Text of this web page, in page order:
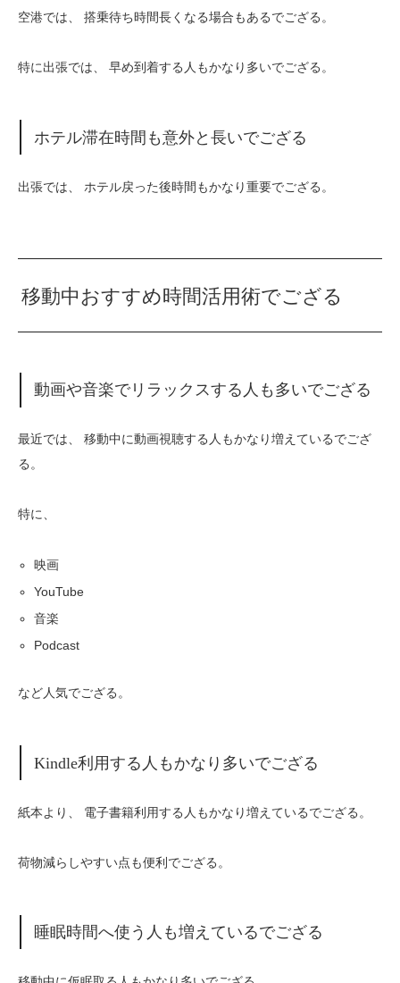
空港では、 搭乗待ち時間長くなる場合もあるでござる。
特に出張では、 早め到着する人もかなり多いでござる。
ホテル滞在時間も意外と長いでござる
出張では、 ホテル戻った後時間もかなり重要でござる。
移動中おすすめ時間活用術でござる
動画や音楽でリラックスする人も多いでござる
最近では、 移動中に動画視聴する人もかなり増えているでござ
る。
特に、
映画
YouTube
音楽
Podcast
など人気でござる。
Kindle利用する人もかなり多いでござる
紙本より、 電子書籍利用する人もかなり増えているでござる。
荷物減らしやすい点も便利でござる。
睡眠時間へ使う人も増えているでござる